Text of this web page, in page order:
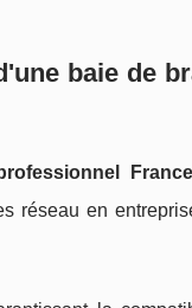
baie de
France
réseau en